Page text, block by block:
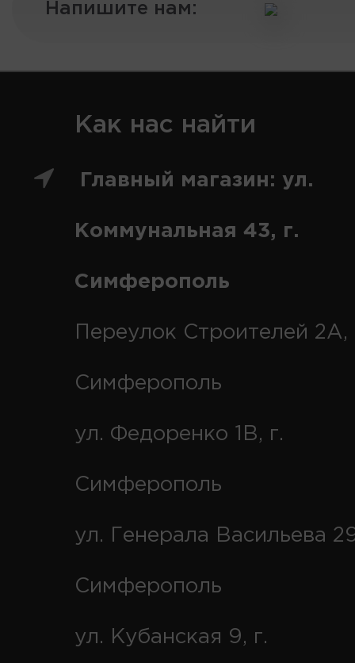
Напишите нам:
Как нас найти
Главный магазин: ул.
Коммунальная 43, г.
Симферополь
Переулок Строителей 2А,
Симферополь
ул. Федоренко 1В, г.
Симферополь
ул. Генерала Васильева
Симферополь
ул. Кубанская 9, г.